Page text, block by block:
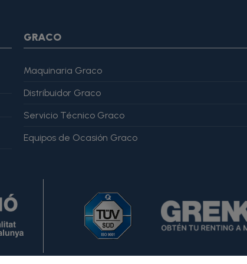
GRACO
Maquinaria Graco
Distribuidor Graco
Servicio Técnico Graco
Equipos de Ocasión Graco
"Alfonso Martínez" }, "reviewRating": { "@type":